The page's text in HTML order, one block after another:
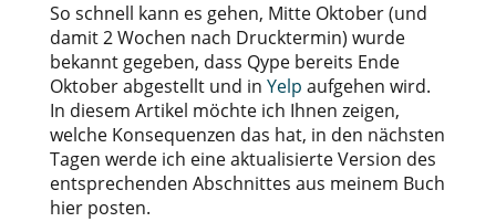
So schnell kann es gehen, Mitte Oktober (und
damit 2 Wochen nach Drucktermin) wurde
bekannt gegeben, dass Qype bereits Ende
Oktober abgestellt und in Yelp aufgehen wird.
In diesem Artikel möchte ich Ihnen zeigen,
welche Konsequenzen das hat, in den nächsten
Tagen werde ich eine aktualisierte Version des
entsprechenden Abschnittes aus meinem Buch
hier posten.